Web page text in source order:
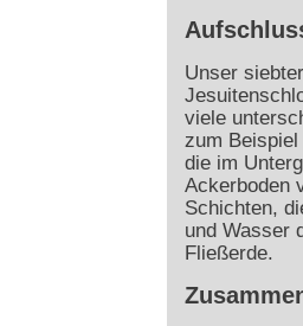
Unser
viele
zum
die im
Ackerboden
Schichten,
und Wasser
Fließerde.